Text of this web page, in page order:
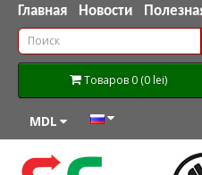
Главная Новости
Товаров 0 (0 lei)
MDL